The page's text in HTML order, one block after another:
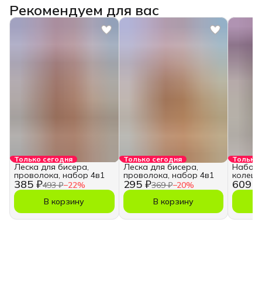
Рекомендуем для вас
Только сегодня
385 ₽493 ₽−22%
Леска для бисера,
проволока, набор 4в1
В корзину
Только сегодня
295 ₽369 ₽−20%
Леска для бисера,
проволока, набор 4в1
В корзину
Только
609 ₽
Набор
колец